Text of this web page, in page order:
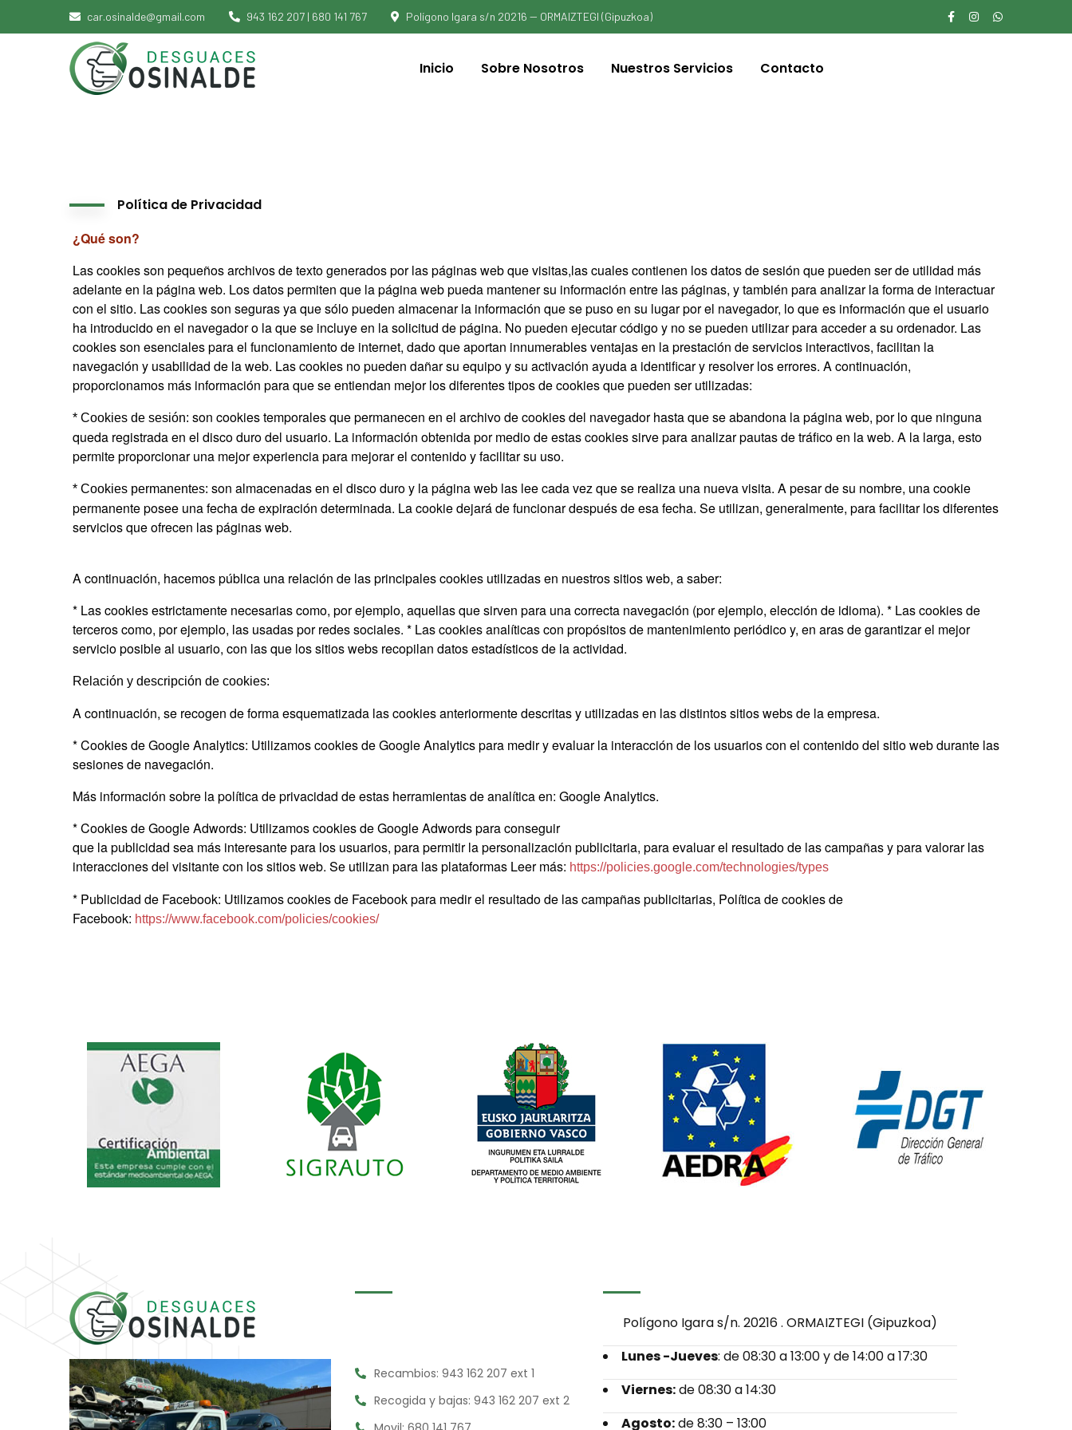
car.osinalde@gmail.com 943 162 207 | 680 141 767 Polígono Igara s/n 20216 -- ORMAIZTEGI (Gipuzkoa)
Inicio Sobre Nosotros Nuestros Servicios Contacto
Política de Privacidad
¿Qué son?
Las cookies son pequeños archivos de texto generados por las páginas web que visitas,las cuales contienen los datos de sesión que pueden ser de utilidad más
adelante en la página web. Los datos permiten que la página web pueda mantener su información entre las páginas, y también para analizar la forma de interactuar
con el sitio. Las cookies son seguras ya que sólo pueden almacenar la información que se puso en su lugar por el navegador, lo que es información que el usuario
ha introducido en el navegador o la que se incluye en la solicitud de página. No pueden ejecutar código y no se pueden utilizar para acceder a su ordenador. Las
cookies son esenciales para el funcionamiento de internet, dado que aportan innumerables ventajas en la prestación de servicios interactivos, facilitan la
navegación y usabilidad de la web. Las cookies no pueden dañar su equipo y su activación ayuda a identificar y resolver los errores. A continuación,
proporcionamos más información para que se entiendan mejor los diferentes tipos de cookies que pueden ser utilizadas:
* Cookies de sesión: son cookies temporales que permanecen en el archivo de cookies del navegador hasta que se abandona la página web, por lo que ninguna
queda registrada en el disco duro del usuario. La información obtenida por medio de estas cookies sirve para analizar pautas de tráfico en la web. A la larga, esto
permite proporcionar una mejor experiencia para mejorar el contenido y facilitar su uso.
* Cookies permanentes: son almacenadas en el disco duro y la página web las lee cada vez que se realiza una nueva visita. A pesar de su nombre, una cookie
permanente posee una fecha de expiración determinada. La cookie dejará de funcionar después de esa fecha. Se utilizan, generalmente, para facilitar los diferentes
servicios que ofrecen las páginas web.
A continuación, hacemos pública una relación de las principales cookies utilizadas en nuestros sitios web, a saber:
* Las cookies estrictamente necesarias como, por ejemplo, aquellas que sirven para una correcta navegación (por ejemplo, elección de idioma). * Las cookies de
terceros como, por ejemplo, las usadas por redes sociales. * Las cookies analíticas con propósitos de mantenimiento periódico y, en aras de garantizar el mejor
servicio posible al usuario, con las que los sitios webs recopilan datos estadísticos de la actividad.
Relación y descripción de cookies:
A continuación, se recogen de forma esquematizada las cookies anteriormente descritas y utilizadas en las distintos sitios webs de la empresa.
* Cookies de Google Analytics: Utilizamos cookies de Google Analytics para medir y evaluar la interacción de los usuarios con el contenido del sitio web durante las
sesiones de navegación.
Más información sobre la política de privacidad de estas herramientas de analítica en: Google Analytics.
* Cookies de Google Adwords: Utilizamos cookies de Google Adwords para conseguir
que la publicidad sea más interesante para los usuarios, para permitir la personalización publicitaria, para evaluar el resultado de las campañas y para valorar las
interacciones del visitante con los sitios web. Se utilizan para las plataformas Leer más: https://policies.google.com/technologies/types
* Publicidad de Facebook: Utilizamos cookies de Facebook para medir el resultado de las campañas publicitarias, Política de cookies de
Facebook: https://www.facebook.com/policies/cookies/
Recambios: 943 162 207 ext 1
Recogida y bajas: 943 162 207 ext 2
Polígono Igara s/n. 20216 . ORMAIZTEGI (Gipuzkoa)
Lunes -Jueves: de 08:30 a 13:00 y de 14:00 a 17:30
Viernes:de 08:30 a 14:30
Agosto:de 8:30 – 13:00